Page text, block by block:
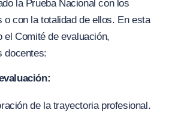
la Prueba Nacional con los
o con la totalidad de ellos. En esta
el Comité de evaluación,
docentes:
de la trayectoria profesional.